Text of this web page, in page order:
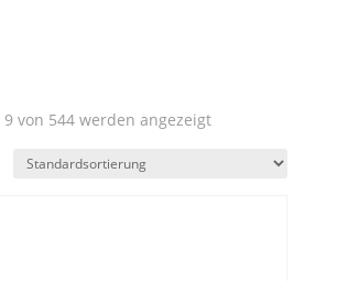
9 von 544 werden angezeigt